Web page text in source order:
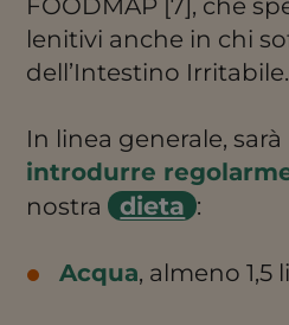
lenitivi anche in chi
dell’Intestino Irritabile.
In linea generale,
introdurre
nostra dieta :
Acqua, almeno 1,5